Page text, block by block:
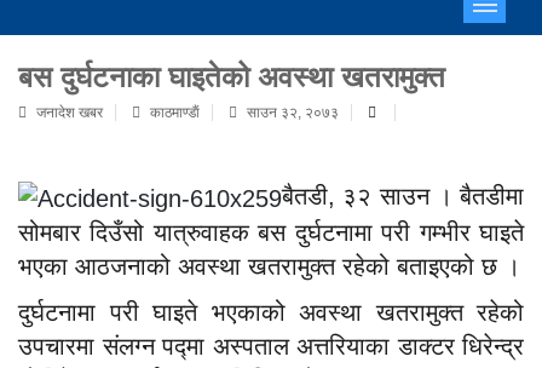
बस दुर्घटनाका घाइतेको अवस्था खतरामुक्त
जनादेश खबर काठमाण्डाैं साउन ३२, २०७३
बैतडी, ३२ साउन । बैतडीमा
सोमबार दिउँसो यात्रुवाहक बस दुर्घटनामा परी गम्भीर घाइते
भएका आठजनाको अवस्था खतरामुक्त रहेको बताइएको छ ।
दुर्घटनामा परी घाइते भएकाको अवस्था खतरामुक्त रहेको
उपचारमा संलग्न पद्मा अस्पताल अत्तरियाका डाक्टर धिरेन्द्र